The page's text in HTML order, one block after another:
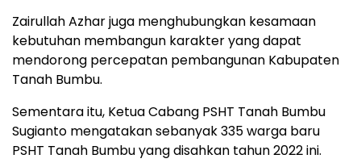
Zairullah Azhar juga menghubungkan kesamaan
kebutuhan membangun karakter yang dapat
mendorong percepatan pembangunan Kabupaten
Tanah Bumbu.
Sementara itu, Ketua Cabang PSHT Tanah Bumbu
Sugianto mengatakan sebanyak 335 warga baru
PSHT Tanah Bumbu yang disahkan tahun 2022 ini.